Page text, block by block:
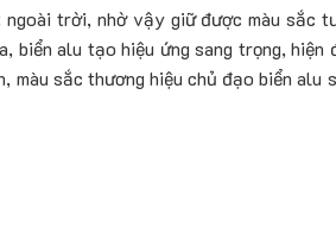
trời, nhờ vậy giữ được màu sắc
alu tạo hiệu ứng sang trọng, hiện
sắc thương hiệu chủ đạo biển alu